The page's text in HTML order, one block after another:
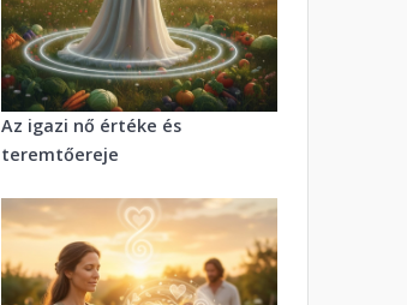
Az igazi nő értéke és
teremtőereje